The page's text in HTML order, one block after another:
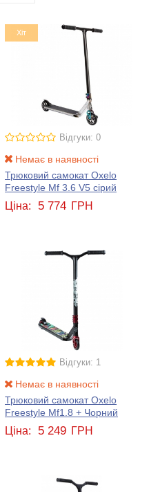
Хіт
Відгуки: 0
Немає в наявності
Трюковий самокат Oxelo
Freestyle Mf 3.6 V5 сірий
Ціна: 5 774 ГРН
Відгуки: 1
Немає в наявності
Трюковий самокат Oxelo
Freestyle Mf1.8 + Чорний
Ціна: 5 249 ГРН